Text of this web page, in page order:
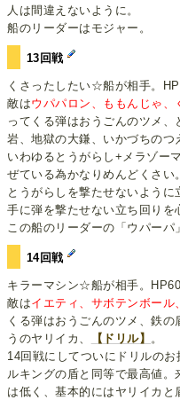
人は間違えないように。
船のリーダーはモジャー。
13回戦
くさったしたい☆船が相手。
敵はウパパロン、ももんじゃ
ってくる弾はおうごんのツメ
岩、地獄の大鎌、いかづちのつ
いわゆるとうがらし+メラゾー
ぜている為かなりめんどくさい。
とうがらしを撃たせないよう
手に弾を撃たせない立ち回りを
この船のリーダーの「ウパーパ
14回戦
キラーマシン☆船が相手。
敵はイエティ、サボテンボー
くる弾はおうごんのツメ、鉄
うのヤリイカ、
【ドリル】 。
14回戦にしてついにドリルの
ルキングの盾と同等で最高値
は低く、基本的にはヤリイカと